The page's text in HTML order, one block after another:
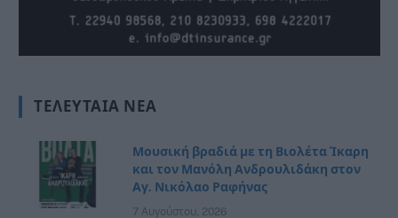
ΤΕΛΕΥΤΑΊΑ ΝΈΑ
Μουσική βραδιά με τη Βιολέτα Ίκαρη
και τον Μανόλη Ανδρουλιδάκη στον
Αγ. Νικόλαο Ραφήνας
7 Αυγούστου, 2026